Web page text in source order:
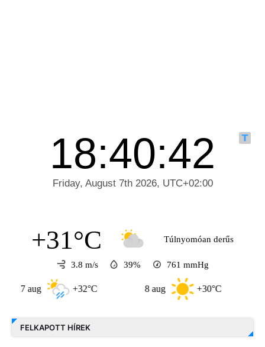
+31°C Túlnyomóan derűs
3.8 m/s 39% 761 mmHg
+32°C +30°C
FELKAPOTT HÍREK